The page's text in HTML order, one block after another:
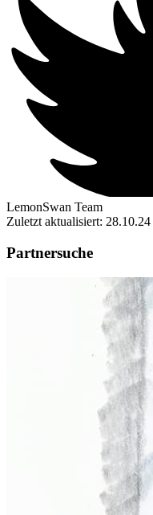
LemonSwan Team
Zuletzt aktualisiert: 28.10.24
Partnersuche